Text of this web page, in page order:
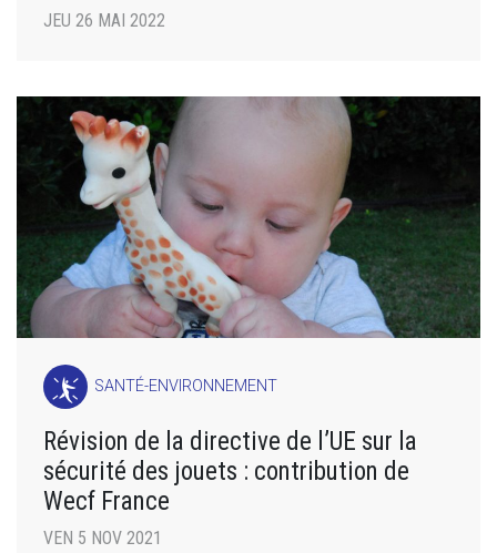
JEU 26 MAI 2022
SANTÉ-ENVIRONNEMENT
Révision de la directive de l’UE sur la
sécurité des jouets : contribution de
Wecf France
VEN 5 NOV 2021